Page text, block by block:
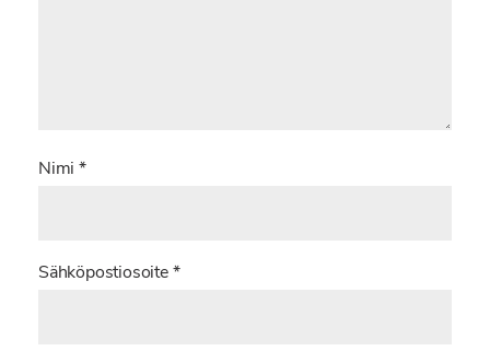
Nimi *
Sähköpostiosoite *